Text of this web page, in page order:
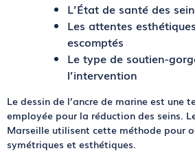
L’État de santé des
Les attentes
escomptés
Le type de soutien-
l’intervention
Le dessin de l’ancre de marine est une
employée pour la réduction des seins.
Marseille utilisent cette méthode pour
symétriques et esthétiques.